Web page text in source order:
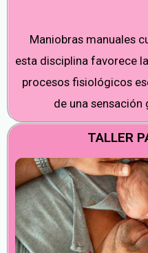
Maniobras manuales
esta disciplina favorece
procesos fisiológicos
de una sensación
TALLER